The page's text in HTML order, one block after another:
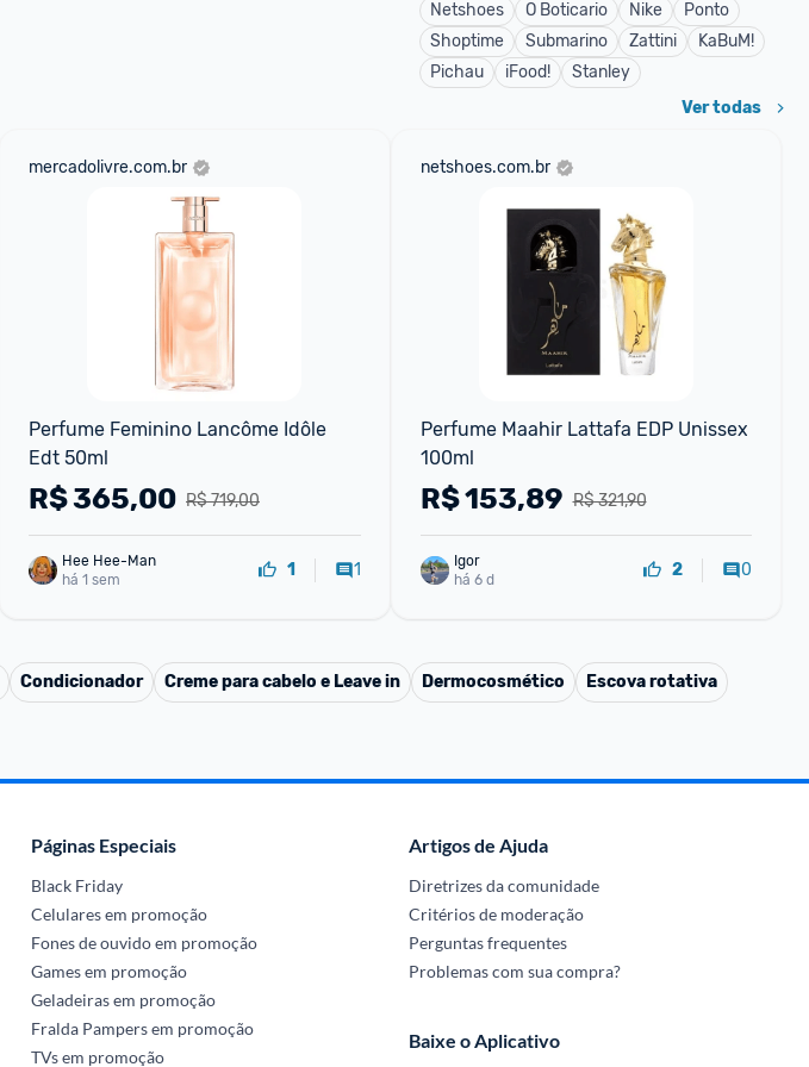
Netshoes
O Boticario Nike
Ponto
Shoptime
Submarino Zattini
KaBuM!
Pichau
iFood! Stanley
Ver todas
mercadolivre.com.br
Perfume Feminino Lancôme Idôle
Edt 50ml
R$ 719,00
R$365,00
Hee Hee-Man
há 1 sem
1 1
netshoes.com.br
Perfume Maahir Lattafa EDP Unissex
100ml
R$ 321,90
R$153,89
Igor
há 6 d
2 0
Condicionador Creme para cabelo e Leave in Dermocosmético Escova rotativa
Páginas Especiais
Black Friday
Celulares em promoção
Fones de ouvido em promoção
Games em promoção
Geladeiras em promoção
Fralda Pampers em promoção
TVs em promoção
Artigos de Ajuda
Diretrizes da comunidade
Critérios de moderação
Perguntas frequentes
Problemas com sua compra?
Baixe o Aplicativo